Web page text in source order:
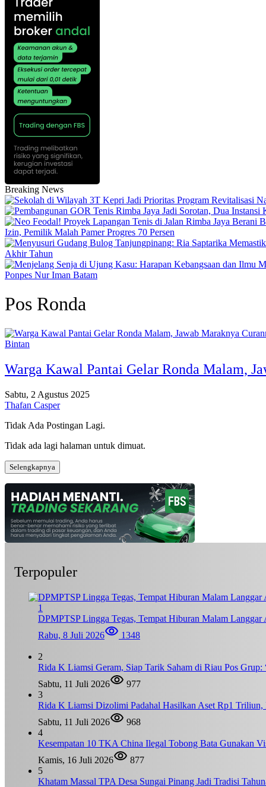
Breaking News
Izin, Pemilik Malah Pamer Progres 70 Persen
Akhir Tahun
Ponpes Nur Iman Batam
Pos Ronda
Bintan
Warga Kawal Pantai Gelar Ronda Malam,
Sabtu, 2 Agustus 2025
Thafan Casper
Tidak Ada Postingan Lagi.
Tidak ada lagi halaman untuk dimuat.
Selengkapnya
Terpopuler
1
DPMPTSP Lingga Tegas, Tempat Hiburan Malam Langgar
Rabu, 8 Juli 2026
1348
2
Rida K Liamsi Geram, Siap Tarik Saham di Riau Pos
Sabtu, 11 Juli 2026
977
3
Rida K Liamsi Dizolimi Padahal Hasilkan Aset Rp1 Triliun,
Sabtu, 11 Juli 2026
968
4
Kesempatan 10 TKA China Ilegal Tobong Bata Gunakan
Kamis, 16 Juli 2026
877
5
Khatam Massal TPA Desa Sungai Pinang Jadi Tradisi